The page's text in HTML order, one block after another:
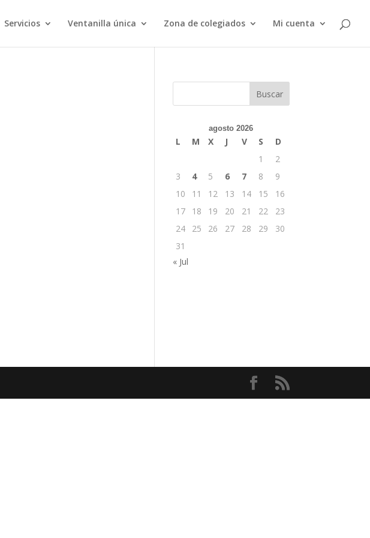
Servicios Ventanilla única Zona de colegiados Mi cuenta
Buscar
agosto 2026
L M X J V S
D
1
2
3
4 5 6 7 8
9
10
11 12 13 14 15
16
17
18 19 20 21 22
23
24
25 26 27 28 29
30
31
« Jul